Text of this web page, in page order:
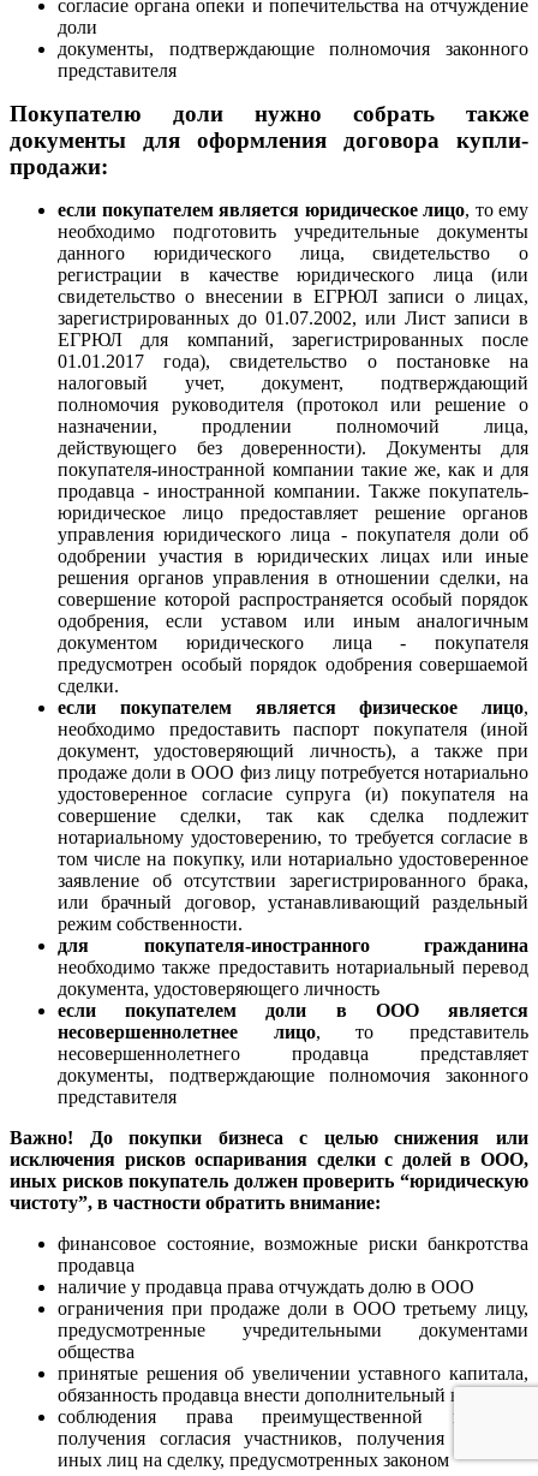
согласие органа опеки и попечительства на отчуждение
доли
документы, подтверждающие полномочия законного
представителя
Покупателю доли нужно собрать также
документы для оформления договора купли-
продажи:
если покупателем является юридическое лицо, то ему
необходимо подготовить учредительные документы
данного юридического лица, свидетельство о
регистрации в качестве юридического лица (или
свидетельство о внесении в ЕГРЮЛ записи о лицах,
зарегистрированных до 01.07.2002, или Лист записи в
ЕГРЮЛ для компаний, зарегистрированных после
01.01.2017 года), свидетельство о постановке на
налоговый учет, документ, подтверждающий
полномочия руководителя (протокол или решение о
назначении, продлении полномочий лица,
действующего без доверенности). Документы для
покупателя-иностранной компании такие же, как и для
продавца - иностранной компании. Также покупатель-
юридическое лицо предоставляет решение органов
управления юридического лица - покупателя доли об
одобрении участия в юридических лицах или иные
решения органов управления в отношении сделки, на
совершение которой распространяется особый порядок
одобрения, если уставом или иным аналогичным
документом юридического лица - покупателя
предусмотрен особый порядок одобрения совершаемой
сделки.
если покупателем является физическое лицо,
необходимо предоставить паспорт покупателя (иной
документ, удостоверяющий личность), а также при
продаже доли в ООО физ лицу потребуется нотариально
удостоверенное согласие супруга (и) покупателя на
совершение сделки, так как сделка подлежит
нотариальному удостоверению, то требуется согласие в
том числе на покупку, или нотариально удостоверенное
заявление об отсутствии зарегистрированного брака,
или брачный договор, устанавливающий раздельный
режим собственности.
для покупателя-иностранного гражданина
необходимо также предоставить нотариальный перевод
документа, удостоверяющего личность
если покупателем доли в ООО является
несовершеннолетнее лицо, то представитель
несовершеннолетнего продавца представляет
документы, подтверждающие полномочия законного
представителя
Важно! До покупки бизнеса с целью снижения или
исключения рисков оспаривания сделки с долей в ООО,
иных рисков покупатель должен проверить “юридическую
чистоту”, в частности обратить внимание:
финансовое состояние, возможные риски банкротства
продавца
наличие у продавца права отчуждать долю в ООО
ограничения при продаже доли в ООО третьему лицу,
предусмотренные учредительными документами
общества
принятые решения об увеличении уставного капитала,
обязанность продавца внести дополнительный взнос
соблюдения права преимущественной покупки,
получения согласия участников, получения согласия
иных лиц на сделку, предусмотренных законом